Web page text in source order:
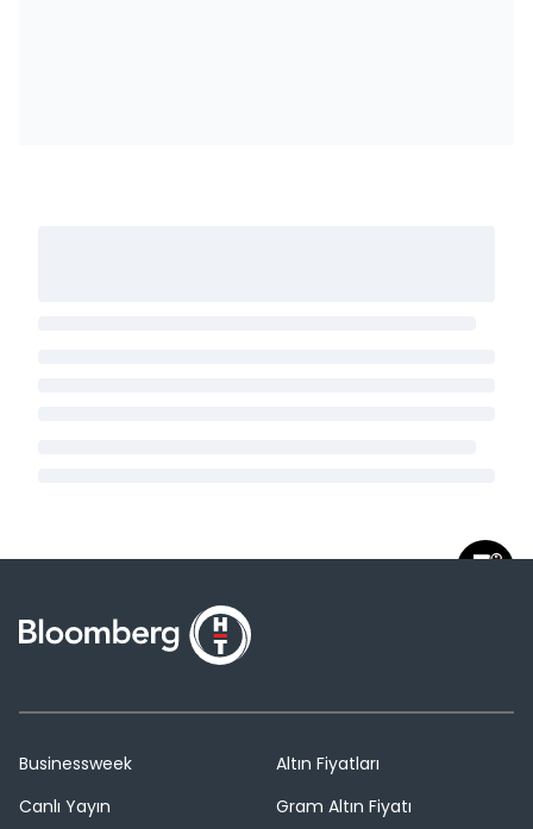
Businessweek
Canlı Yayın
Altın Fiyatları
Gram Altın Fiyatı